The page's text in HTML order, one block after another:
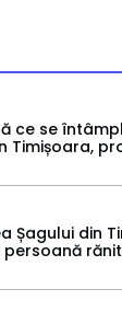
ce se
Timișoara,
Șagului din